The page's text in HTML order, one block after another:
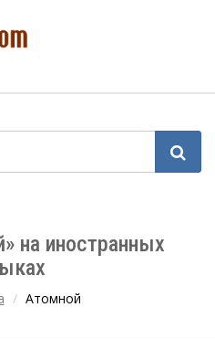
на иностранных
Атомной